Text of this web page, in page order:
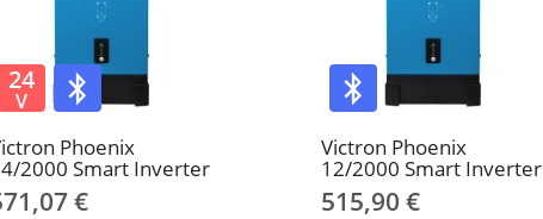
Phoenix
2000 Smart Inverter
€
24
V
Victron Phoenix
12/2000 Smart Inverter
515,90 €